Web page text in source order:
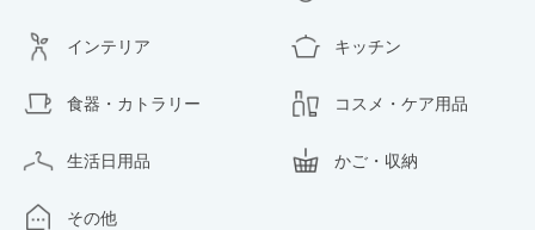
インテリア キッチン
食器・カトラリー コスメ・ケア用品
生活日用品 かご・収納
その他